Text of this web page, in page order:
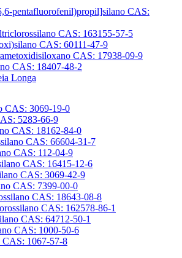
pentafluorofenil)propil]silano CAS:
CAS: 163155-57-5
CAS: 60111-47-9
CAS: 17938-09-9
CAS: 18407-48-2
Longa
CAS: 3069-19-0
5283-66-9
CAS: 18162-84-0
CAS: 66604-31-7
CAS: 112-04-9
CAS: 16415-12-6
CAS: 3069-42-9
CAS: 7399-00-0
CAS: 18643-08-8
CAS: 162578-86-1
CAS: 64712-50-1
CAS: 1000-50-6
1067-57-8